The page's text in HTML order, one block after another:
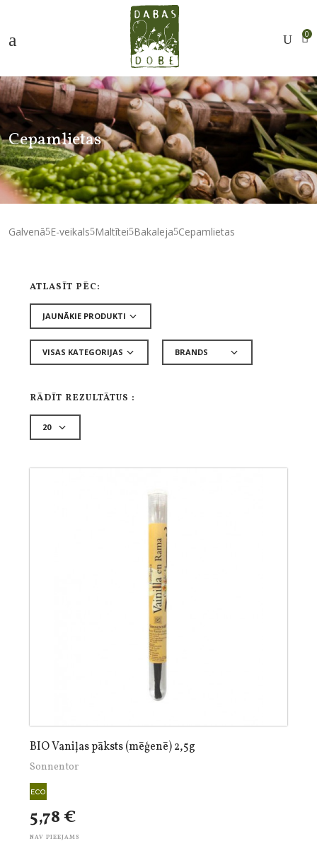
0
Cepamlietas
Galvenā E-veikals Maltītei Bakaleja Cepamlietas
ATLASĪT PĒC:
RĀDĪT REZULTĀTUS :
BIO Vaniļas pāksts (mēģenē) 2,5g
Sonnentor
5,78 €
NAV PIEEJAMS